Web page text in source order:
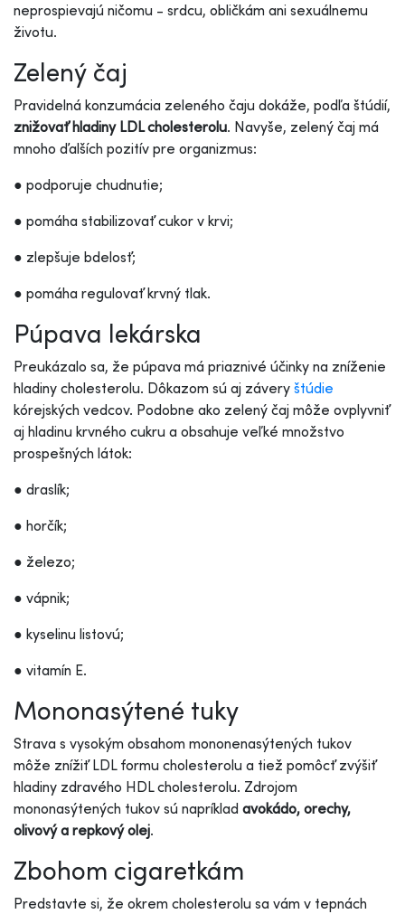
neprospievajú ničomu - srdcu, obličkám ani sexuálnemu
životu.
Zelený čaj
Pravidelná konzumácia zeleného čaju dokáže, podľa štúdií,
znižovať hladiny LDL cholesterolu. Navyše, zelený čaj má
mnoho ďalších pozitív pre organizmus:
● podporuje chudnutie;
● pomáha stabilizovať cukor v krvi;
● zlepšuje bdelosť;
● pomáha regulovať krvný tlak.
Púpava lekárska
Preukázalo sa, že púpava má priaznivé účinky na zníženie
hladiny cholesterolu. Dôkazom sú aj závery štúdie
kórejských vedcov. Podobne ako zelený čaj môže ovplyvniť
aj hladinu krvného cukru a obsahuje veľké množstvo
prospešných látok:
● draslík;
● horčík;
● železo;
● vápnik;
● kyselinu listovú;
● vitamín E.
Mononasýtené tuky
Strava s vysokým obsahom mononenasýtených tukov
môže znížiť LDL formu cholesterolu a tiež pomôcť zvýšiť
hladiny zdravého HDL cholesterolu. Zdrojom
mononasýtených tukov sú napríklad avokádo, orechy,
olivový a repkový olej.
Zbohom cigaretkám
Predstavte si, že okrem cholesterolu sa vám v tepnách